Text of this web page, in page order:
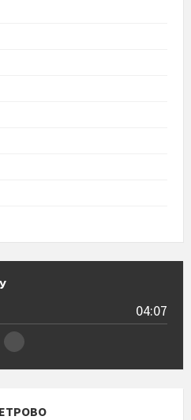
04:07